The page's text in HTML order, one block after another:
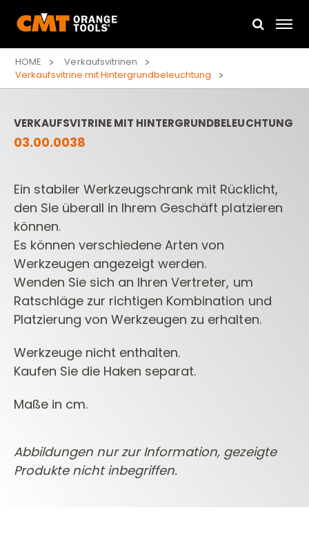
HOME
Verkaufsvitrinen
Verkaufsvitrine mit Hintergrundbeleuchtung
VERKAUFSVITRINE MIT HINTERGRUNDBELEUCHTUNG
03.00.0038
Ein stabiler Werkzeugschrank mit Rücklicht,
den Sie überall in Ihrem Geschäft platzieren
können.
Es können verschiedene Arten von
Werkzeugen angezeigt werden.
Wenden Sie sich an Ihren Vertreter, um
Ratschläge zur richtigen Kombination und
Platzierung von Werkzeugen zu erhalten.
Werkzeuge nicht enthalten.
Kaufen Sie die Haken separat.
Maße in cm.
Abbildungen nur zur Information, gezeigte
Produkte nicht inbegriffen.